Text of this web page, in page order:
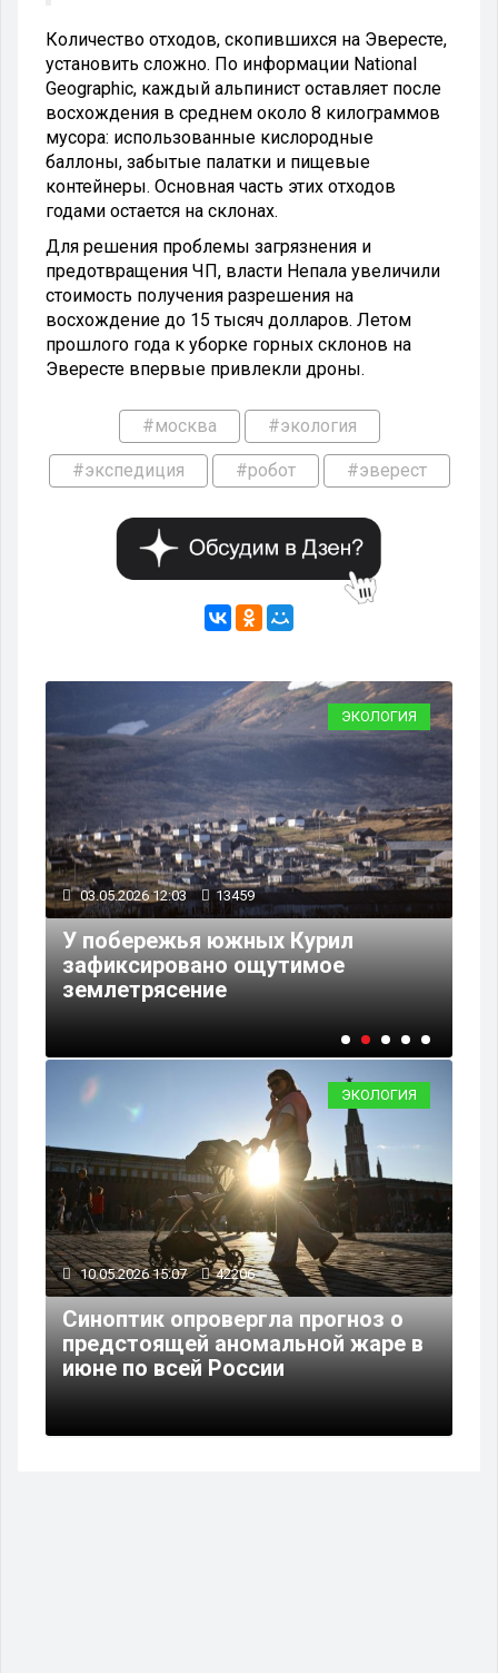
Количество отходов, скопившихся на Эвересте,
установить сложно. По информации National
Geographic, каждый альпинист оставляет после
восхождения в среднем около 8 килограммов
мусора: использованные кислородные
баллоны, забытые палатки и пищевые
контейнеры. Основная часть этих отходов
годами остается на склонах.
Для решения проблемы загрязнения и
предотвращения ЧП, власти Непала увеличили
стоимость получения разрешения на
восхождение до 15 тысяч долларов. Летом
прошлого года к уборке горных склонов на
Эвересте впервые привлекли дроны.
#москва #экология
#экспедиция #робот #эверест
ЭКОЛОГИЯ
03.05.2026 12:03 13459
У побережья южных Курил
зафиксировано ощутимое
землетрясение
ЭКОЛОГИЯ
10.05.2026 15:07 42206
Синоптик опровергла прогноз о
предстоящей аномальной жаре в
июне по всей России